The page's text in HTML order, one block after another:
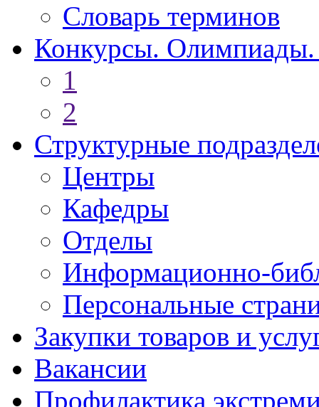
Словарь терминов
Конкурсы.
1
2
Структурные
Центры
Кафедры
Отделы
Информационно-
Персональные
Закупки товаров и
Вакансии
Профилактика